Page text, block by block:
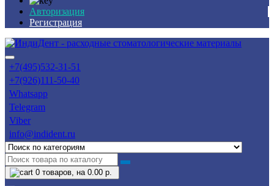
Авторизация
Регистрация
+7(495)532-31-51
+7(926)111-50-40
Whatsapp
Telegram
Viber
info@indident.ru
0 товаров, на 0.00 р.